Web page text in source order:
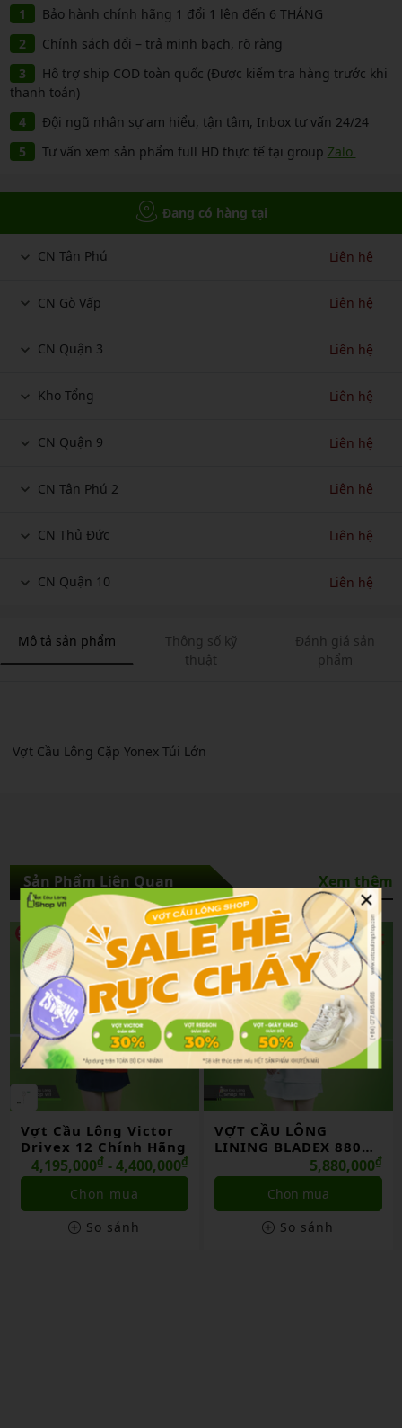
Bảo hành chính hãng 1 đổi 1 lên đến 6 THÁNG
Chính sách đổi – trả minh bạch, rõ ràng
Hỗ trợ ship COD toàn quốc (Được kiểm tra hàng trước khi
thanh toán)
Đội ngũ nhân sự am hiểu, tận tâm, Inbox tư vấn 24/24
Tư vấn xem sản phẩm full HD thực tế tại group Zalo
Đang có hàng tại
CN Tân Phú Liên hệ
CN Gò Vấp Liên hệ
CN Quận 3 Liên hệ
Kho Tổng Liên hệ
CN Quận 9 Liên hệ
CN Tân Phú 2 Liên hệ
CN Thủ Đức Liên hệ
CN Quận 10 Liên hệ
Mô tả sản phẩm
Thông số kỹ
thuật
Đánh giá sản
phẩm
Vợt Cầu Lông Cặp Yonex Túi Lớn
Sản Phẩm Liên Quan Xem thêm
5%
Vợt Cầu Lông Victor
Drivex 12 Chính Hãng
4,195,000₫ - 4,400,000₫
Chọn mua
So sánh
VỢT CẦU LÔNG
LINING BLADEX 880
SHIDA 2026 CHÍNH
HÃNG
5,880,000₫
Chọn mua
So sánh
×